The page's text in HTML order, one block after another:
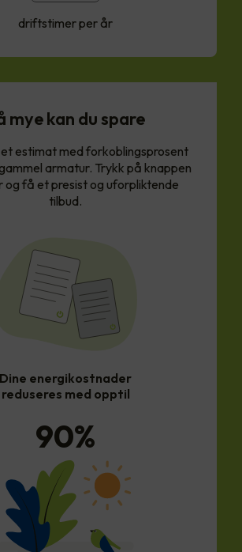
driftstimer per år
mye kan du spare
estimat med forkoblingsprosent
armatur. Trykk på knappen
og få et presist og uforpliktende
tilbud.
Dine energikostnader
reduseres med opptil
90%